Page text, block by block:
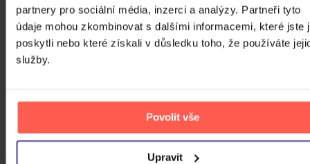
partnery pro sociální média, inzerci a analýzy. Partneři tyto
údaje mohou zkombinovat s dalšími informacemi, které jste
poskytli nebo které získali v důsledku toho, že používáte
služby.
Povolit vše
Upravit